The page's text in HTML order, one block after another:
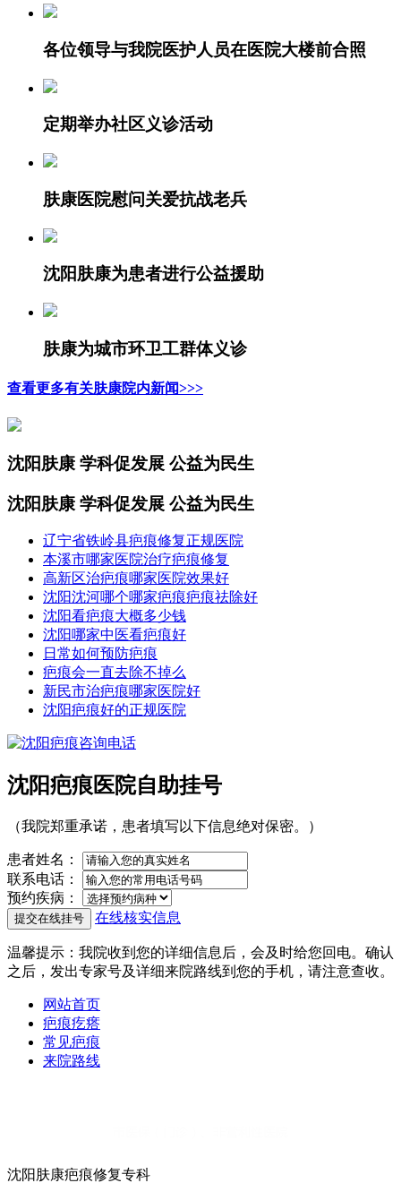
各位领导与我院医护人员在医院大楼前合照
定期举办社区义诊活动
肤康医院慰问关爱抗战老兵
沈阳肤康为患者进行公益援助
肤康为城市环卫工群体义诊
查看更多有关肤康院内新闻>>>
沈阳肤康 学科促发展 公益为民生
沈阳肤康 学科促发展 公益为民生
辽宁省铁岭县疤痕修复正规医院
本溪市哪家医院治疗疤痕修复
高新区治疤痕哪家医院效果好
沈阳沈河哪个哪家疤痕疤痕祛除好
沈阳看疤痕大概多少钱
沈阳哪家中医看疤痕好
日常如何预防疤痕
疤痕会一直去除不掉么
新民市治疤痕哪家医院好
沈阳疤痕好的正规医院
沈阳疤痕医院自助挂号
（我院郑重承诺，患者填写以下信息绝对保密。）
患者姓名：
联系电话：
预约疾病：
在线核实信息
温馨提示 ：我院收到您的详细信息后，会及时给您回电。确认
之后，发出专家号及详细来院路线到您的手机，请注意查收。
网站首页
疤痕疙瘩
常见疤痕
来院路线
沈阳肤康疤痕修复专科